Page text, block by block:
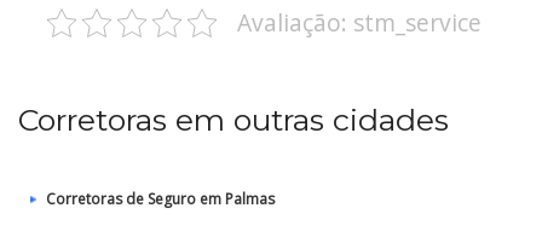
Avaliação: stm_service
Corretoras em outras cidades
Corretoras de Seguro em Palmas